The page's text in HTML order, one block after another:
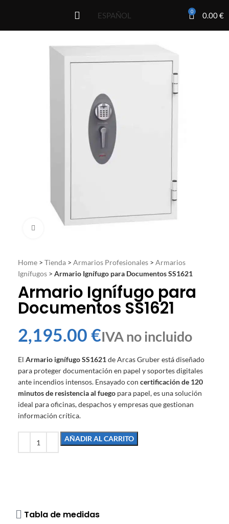
ESPAÑOL 0 0.00€
Click to enlarge
Home > Tienda > Armarios Profesionales > Armarios
Ignífugos > Armario Ignífugo para Documentos SS1621
Armario Ignífugo para
Documentos SS1621
€
El Armario ignífugo SS1621de Arcas Gruber está diseñado
para proteger documentación en papel y soportes digitales
ante incendios intensos. Ensayado con certificación de 120
minutos de resistencia al fuego para papel, es una solución
ideal para oficinas, despachos y empresas que gestionan
información crítica.
AÑADIR AL CARRITO
Tabla de medidas